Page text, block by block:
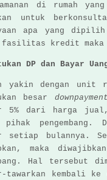
di rumah
untuk
apa yang
fasilitas kredit maka
DP dan Bayar
yakin dengan unit
besar
5% dari harga
pihak
setiap bulannya.
maka
Hal tersebut
tawarkan kembali